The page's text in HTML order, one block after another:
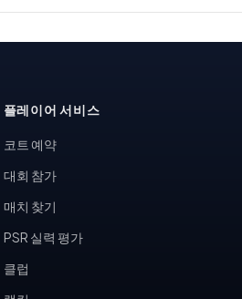
플레이어 서비스
코트 예약
대회 참가
매치 찾기
PSR 실력 평가
클럽